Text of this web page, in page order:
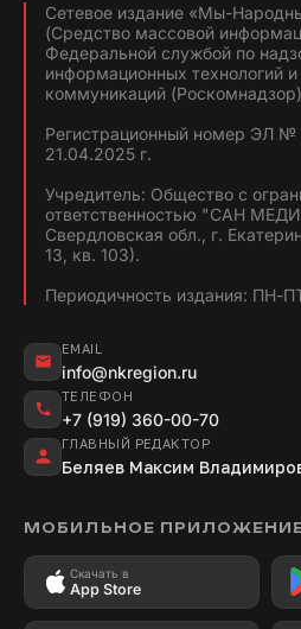
Сетевое издание «Мы-
(Средство массовой
Федеральной службой по
информационных технологий
коммуникаций
Регистрационный номер ЭЛ
21.04.2025 г.
Учредитель: Общество с
ответственностью "САН
Свердловская обл., г.
13, кв. 103).
Периодичность издания: ПН-
EMAIL
info@nkregion.ru
ТЕЛЕФОН
+7 (919) 360-00-70
ГЛАВНЫЙ РЕДАКТОР
Беляев Максим
МОБИЛЬНОЕ
Скачать в
App Store